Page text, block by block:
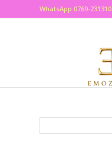
WhatsApp 0769-231310